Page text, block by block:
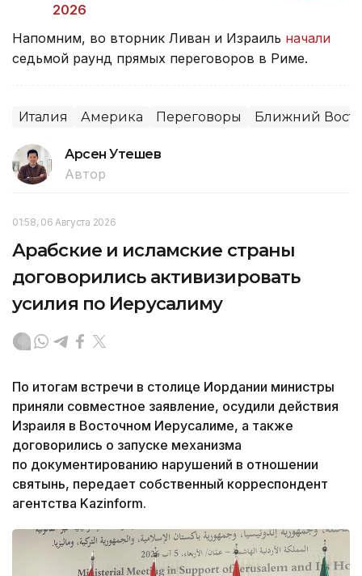
2026
Напомним, во вторник Ливан и Израиль начали
седьмой раунд прямых переговоров в Риме.
Италия Америка Переговоры Ближний
Арсен Утешев
Автор
01:58, 06 Августа 2026
Арабские и исламские страны
договорились активизировать
усилия по Иерусалиму
По итогам встречи в столице Иордании министры
приняли совместное заявление, осудили действия
Израиля в Восточном Иерусалиме, а также
договорились о запуске механизма
по документированию нарушений в отношении
святынь, передает собственный корреспондент
агентства Kazinform.